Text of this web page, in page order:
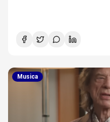
Musica